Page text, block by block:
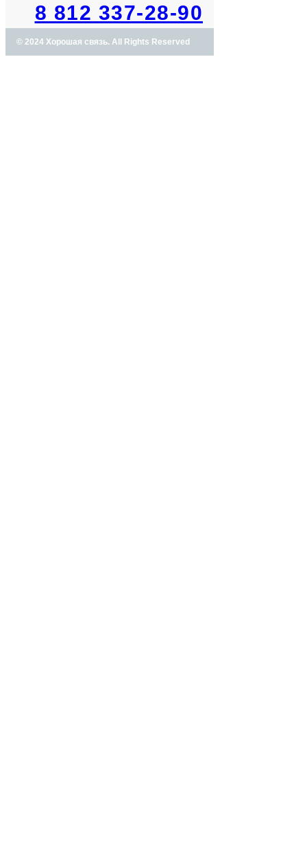
8 812 337-28-90
© 2024 Хорошая связь. All Rights Reserved